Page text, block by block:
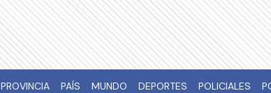
PROVINCIA PAÍS MUNDO DEPORTES POLICIALES